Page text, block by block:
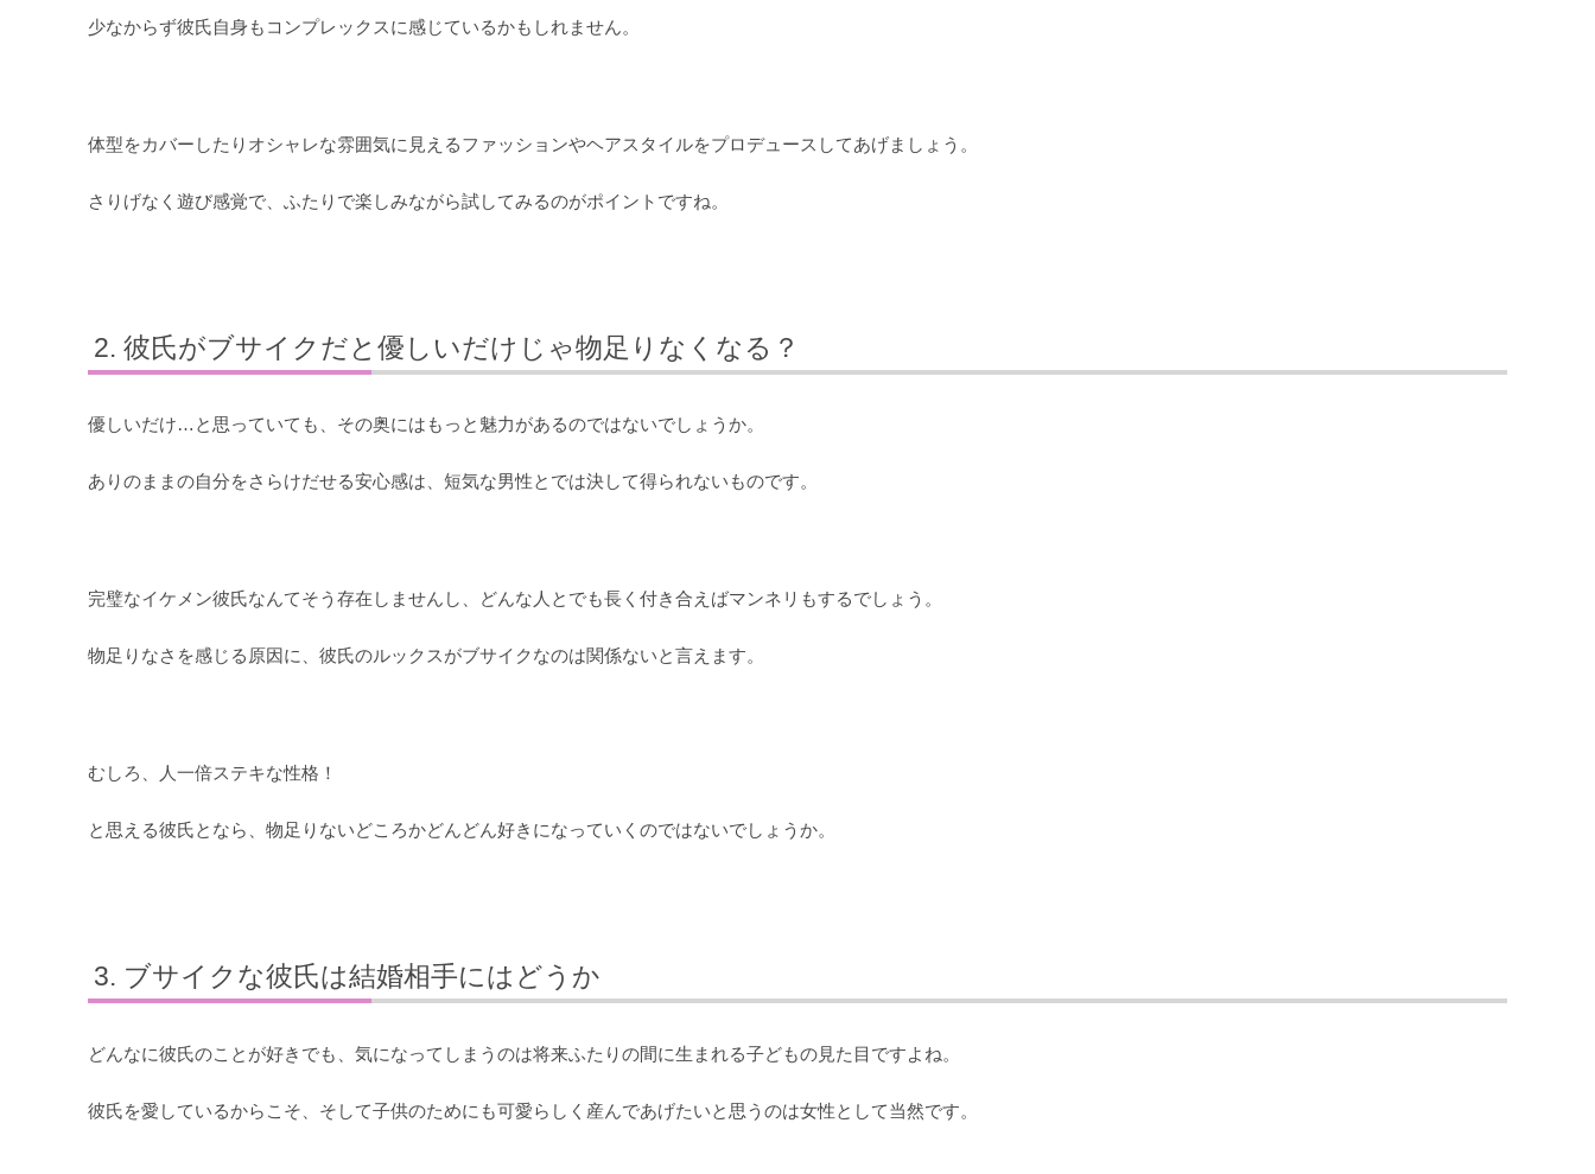
少なからず彼氏自身もコンプレックスに感じているかもしれません。
体型をカバーしたりオシャレな雰囲気に見えるファッションやヘアスタイルをプロデュースしてあげましょう。
さりげなく遊び感覚で、ふたりで楽しみながら試してみるのがポイントですね。
彼氏がブサイクだと優しいだけじゃ物足りなくなる？
優しいだけ…と思っていても、その奥にはもっと魅力があるのではないでしょうか。
ありのままの自分をさらけだせる安心感は、短気な男性とでは決して得られないものです。
完璧なイケメン彼氏なんてそう存在しませんし、どんな人とでも長く付き合えばマンネリもするでしょう。
物足りなさを感じる原因に、彼氏のルックスがブサイクなのは関係ないと言えます。
むしろ、人一倍ステキな性格！
と思える彼氏となら、物足りないどころかどんどん好きになっていくのではないでしょうか。
ブサイクな彼氏は結婚相手にはどうか
どんなに彼氏のことが好きでも、気になってしまうのは将来ふたりの間に生まれる子どもの見た目ですよね。
彼氏を愛しているからこそ、そして子供のためにも可愛らしく産んであげたいと思うのは女性として当然です。